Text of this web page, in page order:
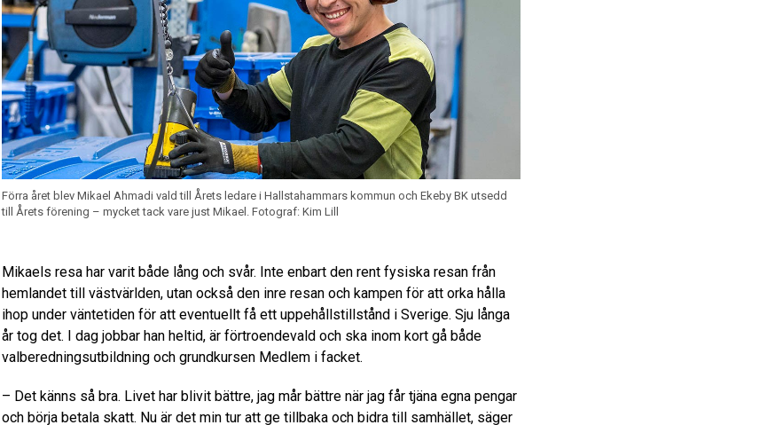
Förra året blev Mikael Ahmadi vald till Årets ledare i Hallstahammars kommun och Ekeby BK utsedd
till Årets förening – mycket tack vare just Mikael. Fotograf: Kim Lill
Mikaels resa har varit både lång och svår. Inte enbart den rent fysiska resan från
hemlandet till västvärlden, utan också den inre resan och kampen för att orka hålla
ihop under väntetiden för att eventuellt få ett uppehållstillstånd i Sverige. Sju långa
år tog det. I dag jobbar han heltid, är förtroendevald och ska inom kort gå både
valberedningsutbildning och grundkursen Medlem i facket.
– Det känns så bra. Livet har blivit bättre, jag mår bättre när jag får tjäna egna pengar
och börja betala skatt. Nu är det min tur att ge tillbaka och bidra till samhället, säger